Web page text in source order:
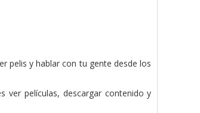
pelis y hablar con tu gente desde los
ver películas, descargar contenido y